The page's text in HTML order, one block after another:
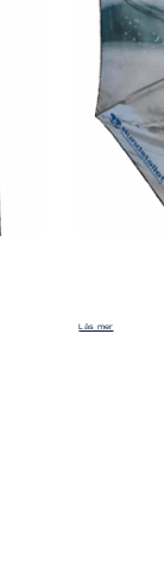
Läs mer